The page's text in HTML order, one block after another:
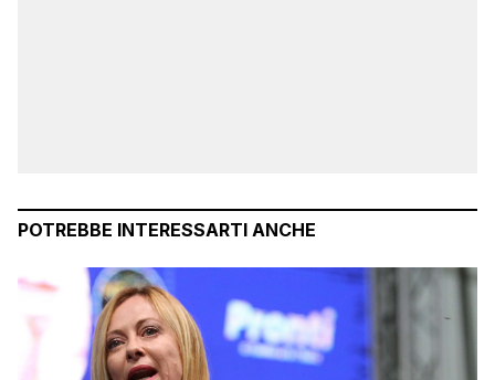
POTREBBE INTERESSARTI ANCHE